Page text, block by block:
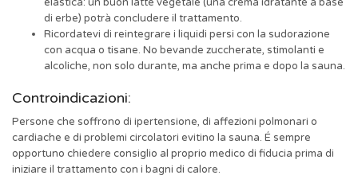
elastica: un buon latte vegetale (una crema idratante a base
di erbe) potrà concludere il trattamento.
Ricordatevi di reintegrare i liquidi persi con la sudorazione
con acqua o tisane. No bevande zuccherate, stimolanti e
alcoliche, non solo durante, ma anche prima e dopo la sauna.
Controindicazioni:
Persone che soffrono di ipertensione, di affezioni polmonari o
cardiache e di problemi circolatori evitino la sauna. É sempre
opportuno chiedere consiglio al proprio medico di fiducia prima di
iniziare il trattamento con i bagni di calore.